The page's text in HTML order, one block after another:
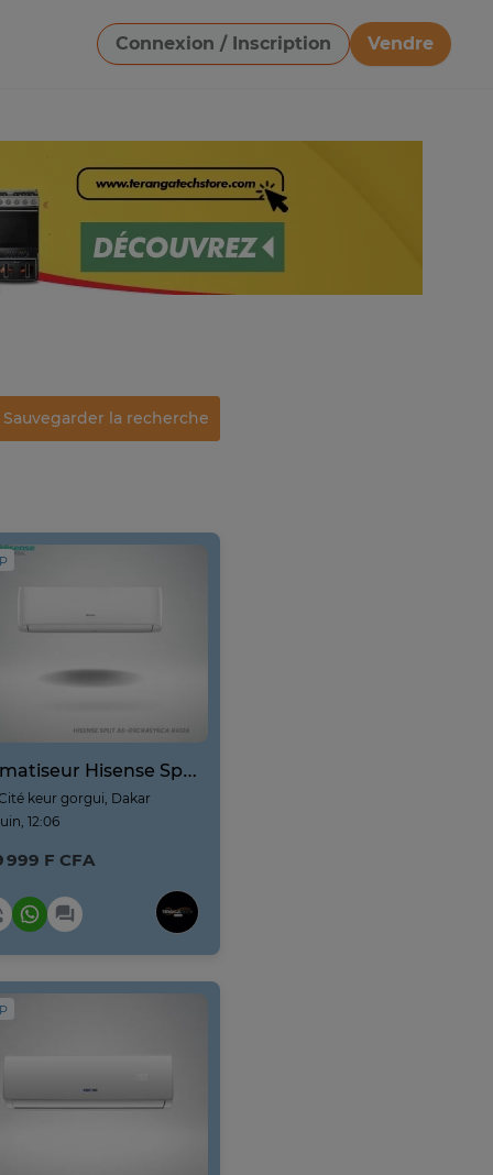
Connexion / Inscription
Vendre
Télécharger une image
Sauvegarder la recherche
Climatiseur Hisense Split AS-12CR
keur gorgui, Dakar
12:06
999 F CFA